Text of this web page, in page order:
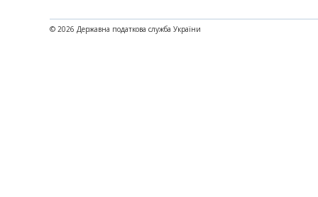
© 2026 Державна податкова служба України